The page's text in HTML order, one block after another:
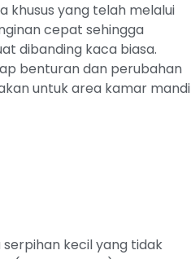
khusus yang telah melalui
cepat sehingga
dibanding kaca biasa.
benturan dan perubahan
untuk area kamar mandi
kecil yang tidak